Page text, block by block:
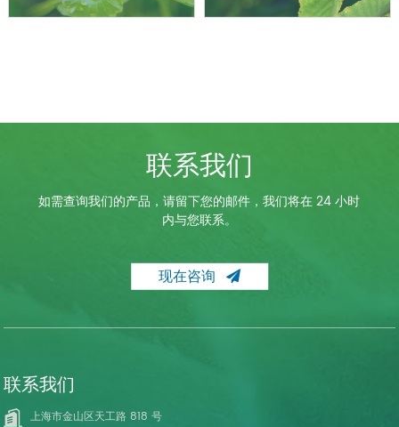
联系我们
如需查询我们的产品，请留下您的邮件，我们将在 24 小时
内与您联系。
现在咨询
联系我们
上海市金山区天工路 818 号